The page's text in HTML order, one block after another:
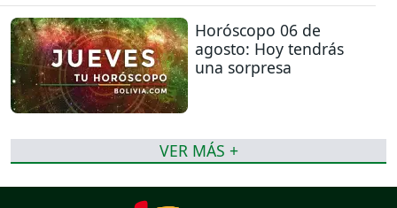
Horóscopo 06 de
agosto: Hoy tendrás
una sorpresa
VER MÁS +